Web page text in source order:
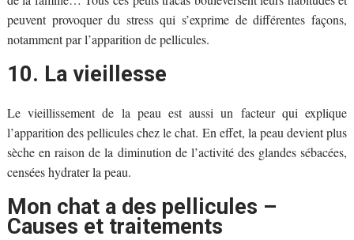
peuvent provoquer du stress qui s’exprime de différentes façons,
notamment par l’apparition de pellicules.
10. La vieillesse
Le vieillissement de la peau est aussi un facteur qui explique
l’apparition des pellicules chez le chat. En effet, la peau devient plus
sèche en raison de la diminution de l’activité des glandes sébacées,
censées hydrater la peau.
Mon chat a des pellicules –
Causes et traitements